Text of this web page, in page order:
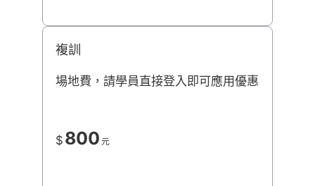
複訓
場地費，請學員直接登入即可應用優惠
$ 800 元